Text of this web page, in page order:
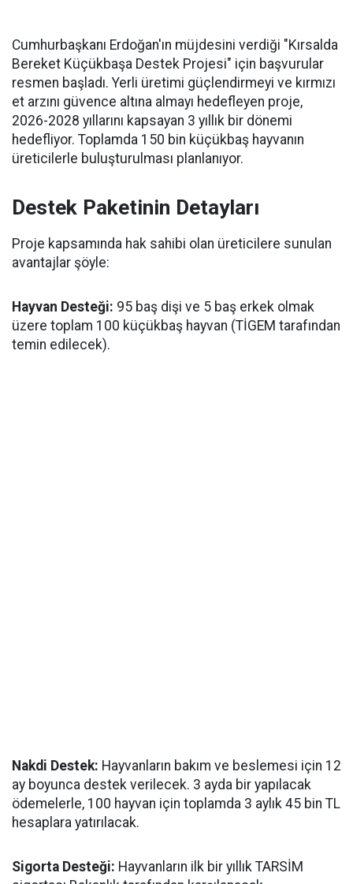
Cumhurbaşkanı Erdoğan'ın müjdesini verdiği "Kırsalda
Bereket Küçükbaşa Destek Projesi" için başvurular
resmen başladı. Yerli üretimi güçlendirmeyi ve kırmızı
et arzını güvence altına almayı hedefleyen proje,
2026-2028 yıllarını kapsayan 3 yıllık bir dönemi
hedefliyor. Toplamda 150 bin küçükbaş hayvanın
üreticilerle buluşturulması planlanıyor.
Destek Paketinin Detayları
Proje kapsamında hak sahibi olan üreticilere sunulan
avantajlar şöyle:
Hayvan Desteği: 95 baş dişi ve 5 baş erkek olmak
üzere toplam 100 küçükbaş hayvan (TİGEM tarafından
temin edilecek).
Nakdi Destek: Hayvanların bakım ve beslemesi için 12
ay boyunca destek verilecek. 3 ayda bir yapılacak
ödemelerle, 100 hayvan için toplamda 3 aylık 45 bin TL
hesaplara yatırılacak.
Sigorta Desteği: Hayvanların ilk bir yıllık TARSİM